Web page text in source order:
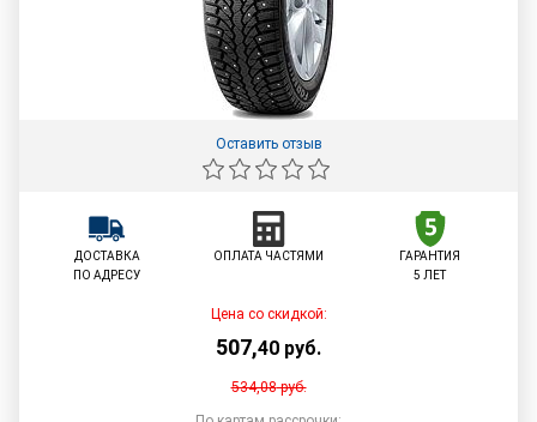
Оставить отзыв
ДОСТАВКА
ПО АДРЕСУ
ОПЛАТА ЧАСТЯМИ
ГАРАНТИЯ
5 ЛЕТ
Цена со скидкой:
507,40 руб.
534,08руб.